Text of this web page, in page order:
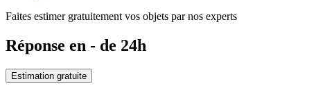
Faites estimer gratuitement vos objets par nos experts
Réponse en - de 24h
Estimation gratuite